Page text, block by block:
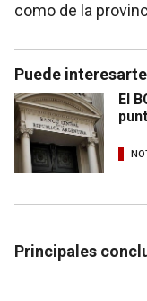
como de la
Puede interesarte
El
Principales